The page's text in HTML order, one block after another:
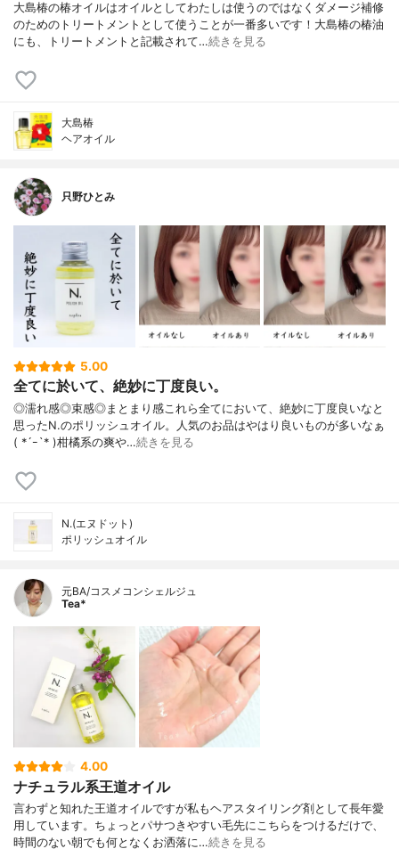
大島椿の椿オイルはオイルとしてわたしは使うのではなくダメージ補修
のためのトリートメントとして使うことが一番多いです！大島椿の椿油
にも、トリートメントと記載されて…続きを見る
大島椿
ヘアオイル
只野ひとみ
5.00
全てに於いて、絶妙に丁度良い。
◎濡れ感◎束感◎まとまり感これら全てにおいて、絶妙に丁度良いなと
思ったN.のポリッシュオイル。人気のお品はやはり良いものが多いなぁ
( *´ｰ`* )柑橘系の爽や…続きを見る
N.(エヌドット)
ポリッシュオイル
元BA/コスメコンシェルジュ
Tea*
4.00
ナチュラル系王道オイル
言わずと知れた王道オイルですが私もヘアスタイリング剤として長年愛
用しています。ちょっとパサつきやすい毛先にこちらをつけるだけで、
時間のない朝でも何となくお洒落に…続きを見る